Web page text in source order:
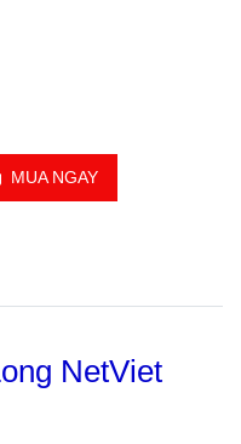
MUA NGAY
NetViet